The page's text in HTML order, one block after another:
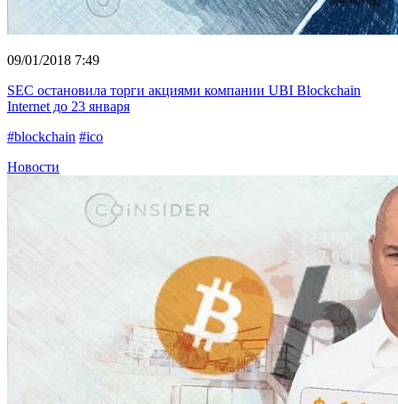
09/01/2018 7:49
SEC остановила торги акциями компании UBI Blockchain
Internet до 23 января
#blockchain #ico
Новости